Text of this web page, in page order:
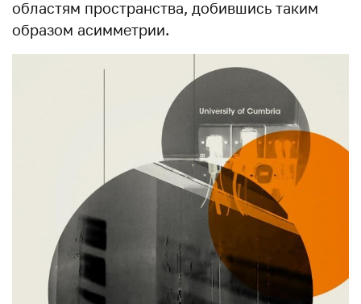
областям пространства, добившись таким
образом асимметрии.